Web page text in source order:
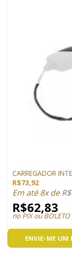
CARREGADOR
R$73,92
Em até 8x deR$
R$62,83
no PIX ou BOLETO
ENVIE-ME